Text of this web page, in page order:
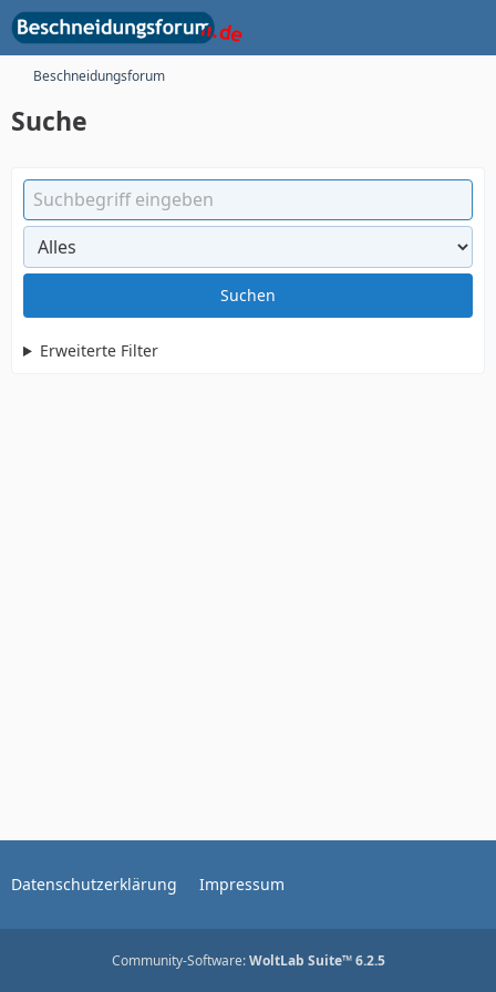
Beschneidungsforum
Suche
Suchen
Erweiterte Filter
Datenschutzerklärung Impressum
Community-Software:WoltLab Suite™ 6.2.5